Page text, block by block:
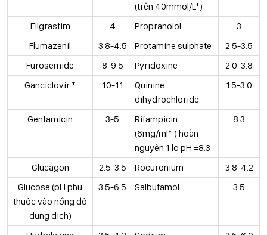
(trên 40mmol/L*)
Filgrastim 4 Propranolol
3
Flumazenil
3.8-4.5 Protamine sulphate
2.5-3.5
Furosemide
8-9.5 Pyridoxine
2.0-3.8
Ganciclovir *
10-11
Quinine
dihydrochloride
1.5-3.0
Gentamicin 3-5
Rifampicin
(6mg/ml* ) hoàn
nguyên 1 lọ pH =8.3
8.3
Glucagon 2.5-3.5 Rocuronium
3.8-4.2
Glucose (pH phụ
thuộc vào nồng độ
dung dịch)
3.5-6.5 Salbutamol 3.5